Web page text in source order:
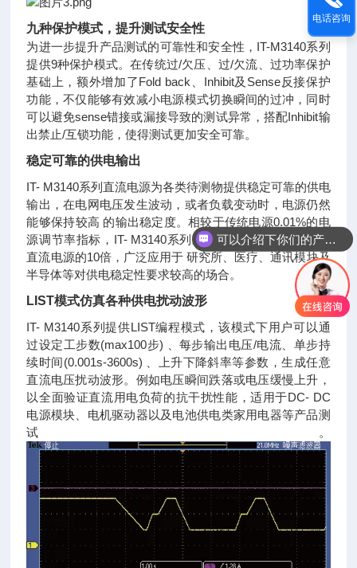
九种保护模式，提升测试安全性
为进一步提升产品测试的可靠性和安全性，IT-M3140系列
提供9种保护模式。在传统过/欠压、过/欠流、过功率保护
基础上，额外增加了Fold back、Inhibit及Sense反接保护
功能，不仅能够有效减小电源模式切换瞬间的过冲，同时
可以避免sense错接或漏接导致的测试异常，搭配Inhibit输
出禁止/互锁功能，使得测试更加安全可靠。
稳定可靠的供电输出
IT- M3140系列直流电源为各类待测物提供稳定可靠的供电
输出，在电网电压发生波动，或者负载变动时，电源仍然
能够保持较高 的输出稳定度。相较于传统电源0.01%的电
源调节率指标，IT- M3140系列最高可达0.001%，是传统
直流电源的10倍，广泛应用于 研究所、医疗、通讯模块及
半导体等对供电稳定性要求较高的场合。
LIST模式仿真各种供电扰动波形
IT- M3140系列提供LIST编程模式，该模式下用户可以通
过设定工步数(max100步) 、每步输出电压/电流、单步持
续时间(0.001s-3600s) 、上升下降斜率等参数，生成任意
直流电压扰动波形。例如电压瞬间跌落或电压缓慢上升，
以全面验证直流用电负荷的抗干扰性能，适用于DC- DC
电源模块、电机驱动器以及电池供电类家用电器等产品测
试。
电话咨询
可以介绍下你们的产品么